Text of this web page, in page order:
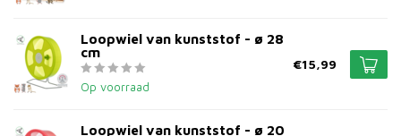
Loopwiel van kunststof - ø 28
cm
Op voorraad
€15,99
Loopwiel van kunststof - ø 20